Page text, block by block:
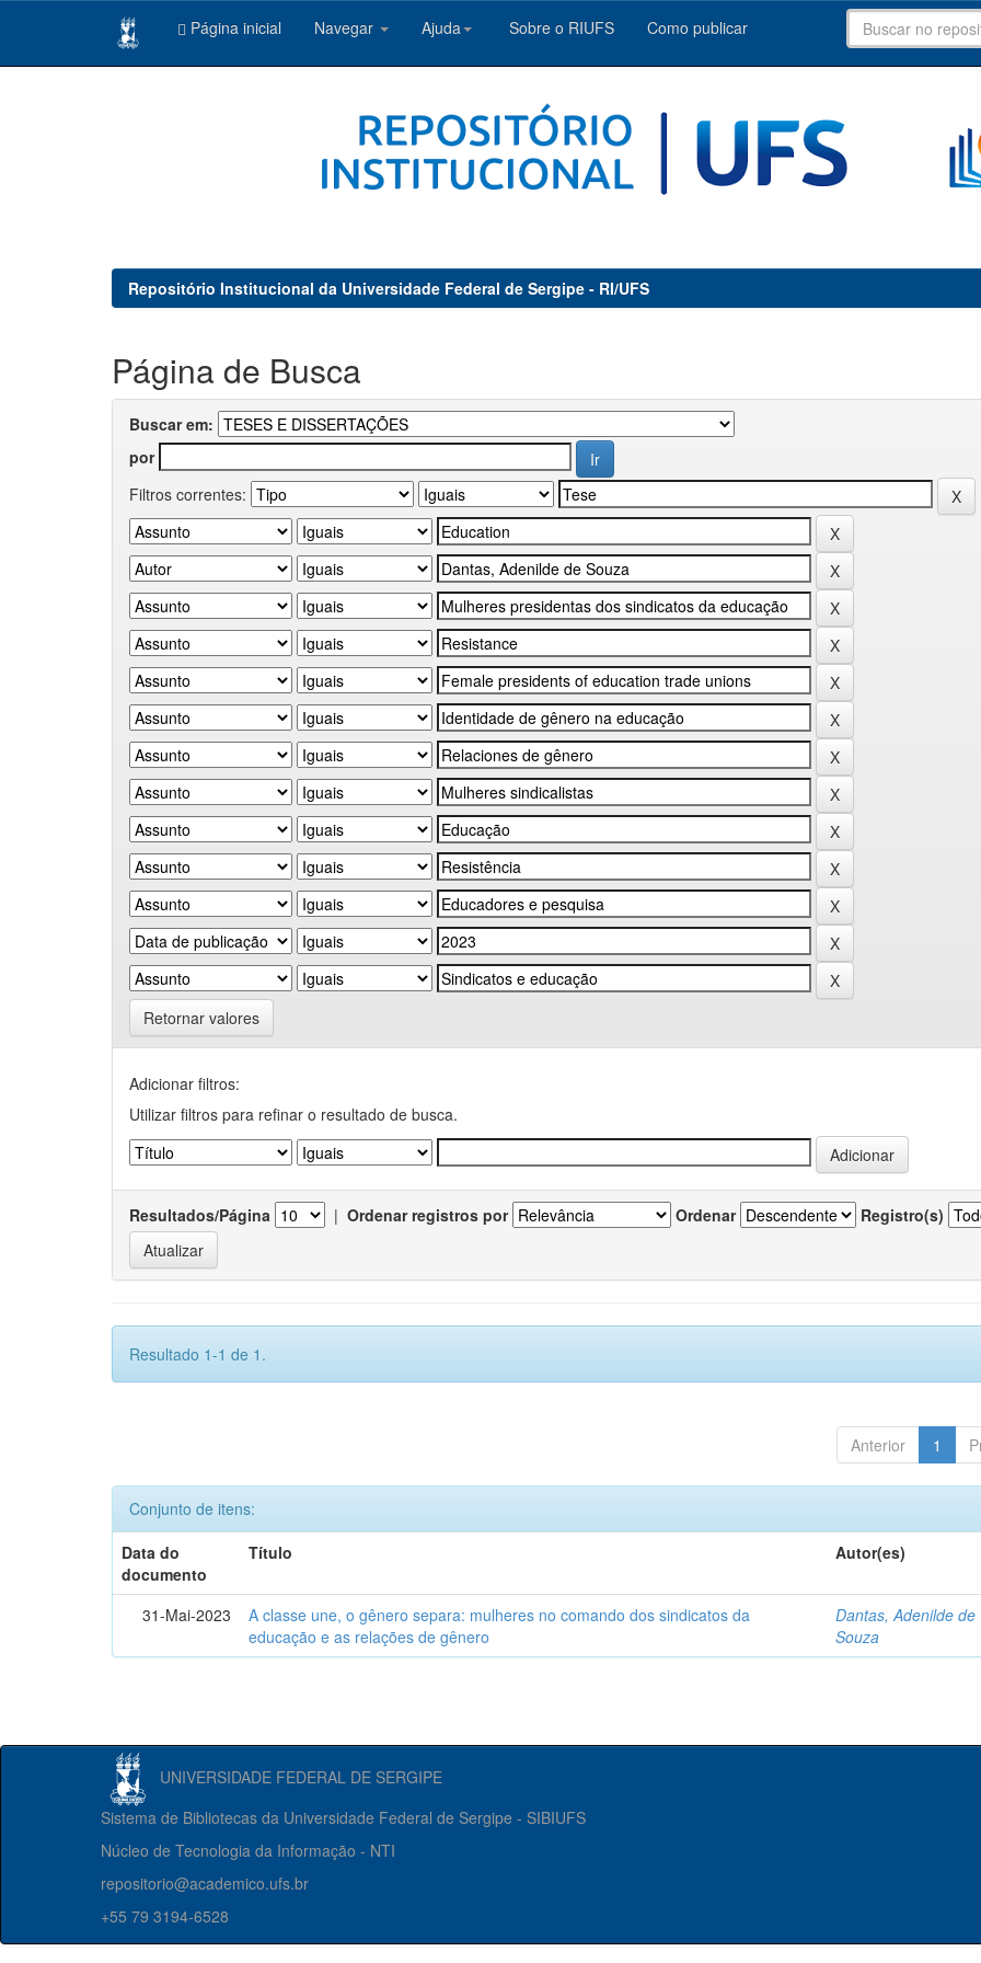
Página inicial Navegar Ajuda Sobre o RIUFS Como publicar
Repositório Institucional da Universidade Federal de Sergipe - RI/UFS
Página de Busca
Buscar em:
por
Filtros correntes:
Retornar valores
Adicionar filtros:
Utilizar filtros para refinar o resultado de busca.
Resultados/Página | Ordenar registros por Ordenar Registro(s)
Resultado 1-1 de 1.
Anterior 1
Conjunto de itens:
Data do
documento
Título Autor(es)
31-Mai-2023
A classe une, o gênero separa: mulheres no comando dos sindicatos da
educação e as relações de gênero
Dantas, Adenilde de
Souza
UNIVERSIDADE FEDERAL DE SERGIPE
Sistema de Bibliotecas da Universidade Federal de Sergipe - SIBIUFS
Núcleo de Tecnologia da Informação - NTI
repositorio@academico.ufs.br
+55 79 3194-6528